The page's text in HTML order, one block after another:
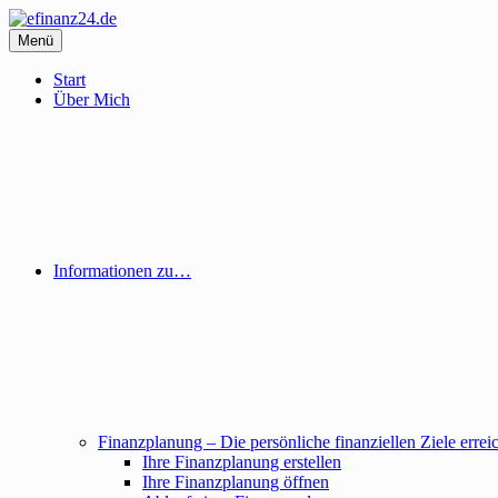
Inhalte
überspringen
efinanz24.de
der FinanzBlog
Menü
Start
Über Mich
Informationen zu…
Finanzplanung – Die persönliche finanziellen Ziele
Ihre Finanzplanung erstellen
Ihre Finanzplanung öffnen